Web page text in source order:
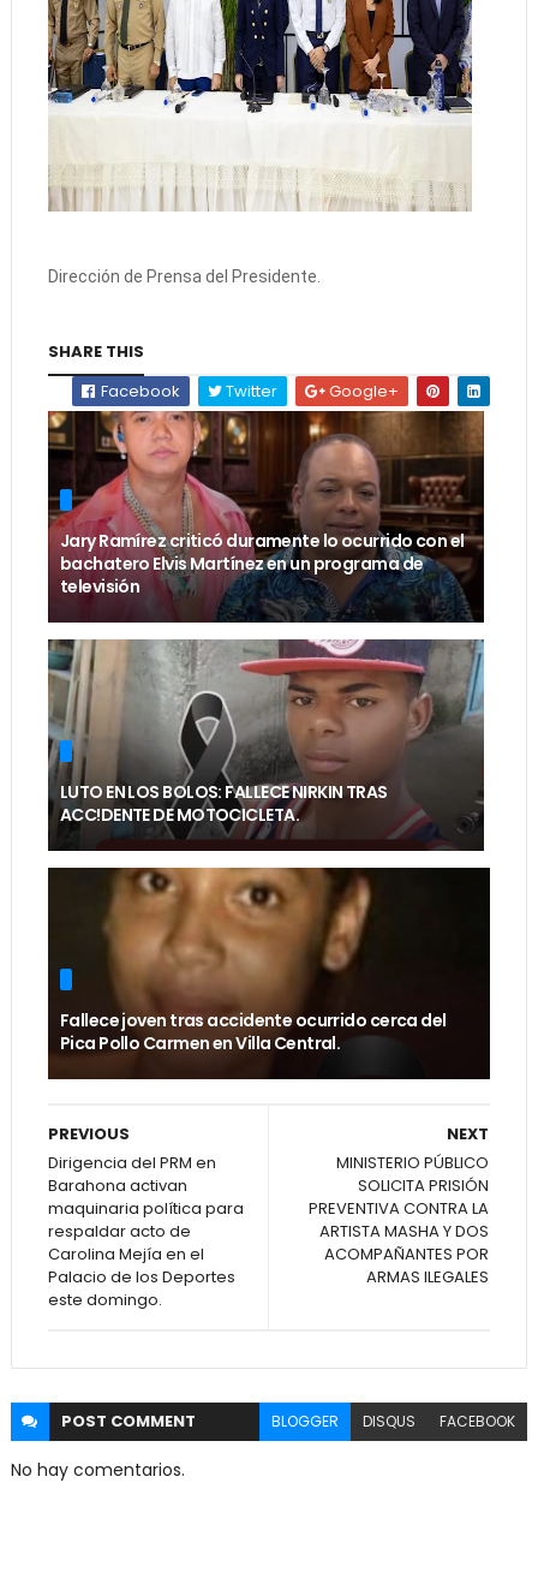
Dirección de Prensa del Presidente.
SHARE THIS
Facebook
Twitter Google+
Jary Ramírez criticó duramente lo ocurrido con el
bachatero Elvis Martínez en un programa de
televisión
LUTO EN LOS BOLOS: FALLECE NIRKIN TRAS
ACC!DENTE DE MOTOCICLETA.
Fallece joven tras accidente ocurrido cerca del
Pica Pollo Carmen en Villa Central.
NEXT
MINISTERIO PÚBLICO
SOLICITA PRISIÓN
PREVENTIVA CONTRA LA
ARTISTA MASHA Y DOS
ACOMPAÑANTES POR
ARMAS ILEGALES
PREVIOUS
Dirigencia del PRM en
Barahona activan
maquinaria política para
respaldar acto de
Carolina Mejía en el
Palacio de los Deportes
este domingo.
POST COMMENT BLOGGER DISQUS FACEBOOK
No hay comentarios.